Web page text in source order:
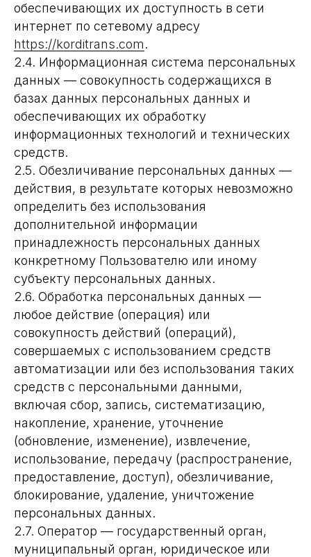
обеспечивающих их доступность в сети
интернет по сетевому адресу
https://korditrans.com.
2.4. Информационная система персональных
данных — совокупность содержащихся в
базах данных персональных данных и
обеспечивающих их обработку
информационных технологий и технических
средств.
2.5. Обезличивание персональных данных —
действия, в результате которых невозможно
определить без использования
дополнительной информации
принадлежность персональных данных
конкретному Пользователю или иному
субъекту персональных данных.
2.6. Обработка персональных данных —
любое действие (операция) или
совокупность действий (операций),
совершаемых с использованием средств
автоматизации или без использования таких
средств с персональными данными,
включая сбор, запись, систематизацию,
накопление, хранение, уточнение
(обновление, изменение), извлечение,
использование, передачу (распространение,
предоставление, доступ), обезличивание,
блокирование, удаление, уничтожение
персональных данных.
2.7. Оператор — государственный орган,
муниципальный орган, юридическое или